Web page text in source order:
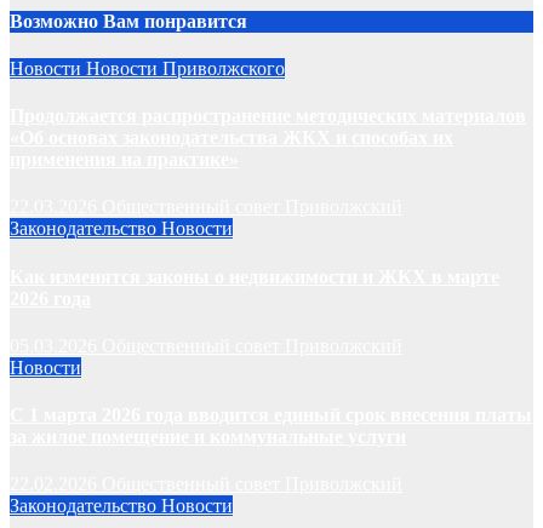
Возможно Вам понравится
Новости Новости Приволжского
Законодательство Новости
Новости
Законодательство Новости